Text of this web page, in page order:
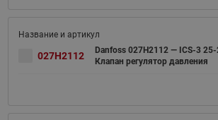
027H2112
Danfoss 027H2112 — ICS-3 25-
Клапан регулятор давления